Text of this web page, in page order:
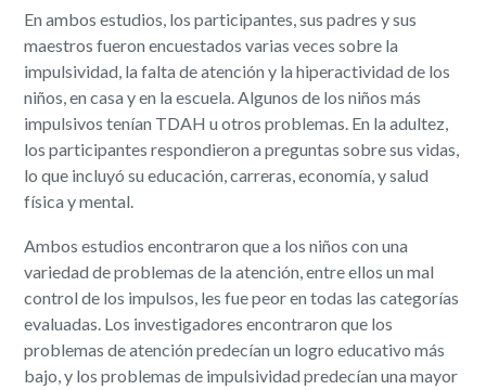
En ambos estudios, los participantes, sus padres y sus
maestros fueron encuestados varias veces sobre la
impulsividad, la falta de atención y la hiperactividad de los
niños, en casa y en la escuela. Algunos de los niños más
impulsivos tenían TDAH u otros problemas. En la adultez,
los participantes respondieron a preguntas sobre sus vidas,
lo que incluyó su educación, carreras, economía, y salud
física y mental.
Ambos estudios encontraron que a los niños con una
variedad de problemas de la atención, entre ellos un mal
control de los impulsos, les fue peor en todas las categorías
evaluadas. Los investigadores encontraron que los
problemas de atención predecían un logro educativo más
bajo, y los problemas de impulsividad predecían una mayor